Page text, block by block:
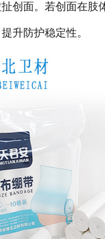
创面。若创面在肢
升防护稳定性。